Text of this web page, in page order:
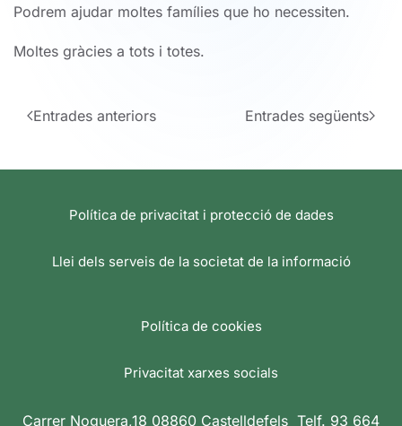
Podrem ajudar moltes famílies que ho necessiten.
Moltes gràcies a tots i totes.
Entrades anteriors Entrades següents
Política de privacitat i protecció de dades
Llei dels serveis de la societat de la informació
Política de cookies
Privacitat xarxes socials
Carrer Noguera,18 08860 Castelldefels Telf. 93 664